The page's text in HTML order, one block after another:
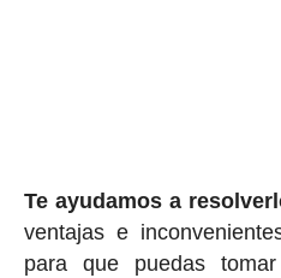
Te ayudamos a
ventajas e
para que puedas